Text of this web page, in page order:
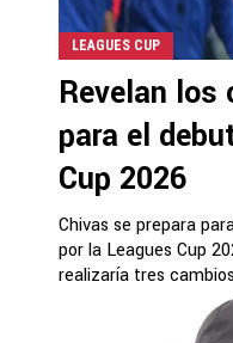
LEAGUES CUP
Revelan
para el
Cup 2026
Chivas se prepara
por la Leagues Cup
realizaría tres